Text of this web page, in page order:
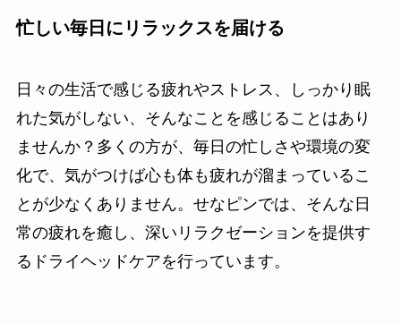
忙しい毎日にリラックスを届ける
日々の生活で感じる疲れやストレス、しっかり眠
れた気がしない、そんなことを感じることはあり
ませんか？多くの方が、毎日の忙しさや環境の変
化で、気がつけば心も体も疲れが溜まっているこ
とが少なくありません。せなピンでは、そんな日
常の疲れを癒し、深いリラクゼーションを提供す
るドライヘッドケアを行っています。